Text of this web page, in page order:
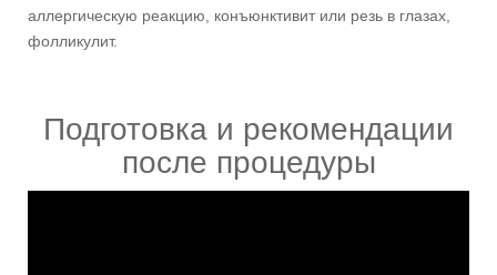
аллергическую реакцию, конъюнктивит или резь в глазах,
фолликулит.
Подготовка и рекомендации
после процедуры